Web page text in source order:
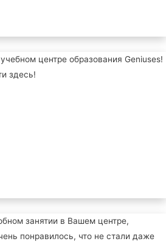
центре образования Geniuses!
здесь!
занятии в Вашем центре,
понравилось, что не стали даже